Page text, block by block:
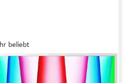
beliebt
LED-Fernseher